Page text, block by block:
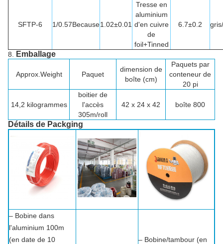
SFTP-6 1/0.57Because1.02±0.01
Tresse en
aluminium
d'en cuivre
de
foil+Tinned
6.7±0.2
8. Emballage
Approx.Weight Paquet
dimension de
boîte (cm)
Paquets par
conteneur de
20 pi
14,2 kilogrammes
boitier de
l'accès
305m/roll
42 x 24 x 42 boîte 800
Détails de Packging
– Bobine dans
l'aluminium 100m
(en date de 10
– Bobine/tambour (en